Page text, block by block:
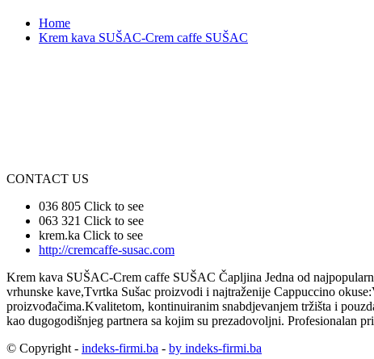
Home
Krem kava SUŠAC-Crem caffe SUŠAC
CONTACT US
036 805 Click to see
063 321 Click to see
krem.ka Click to see
http://cremcaffe-susac.com
Krem kava SUŠAC-Crem caffe SUŠAC Čapljina Jedna od
vrhunske kave,Tvrtka Sušac proizvodi i najtraženije Cappuccino
proizvođačima.Kvalitetom, kontinuiranim snabdjevanjem tržišta i
kao dugogodišnjeg partnera sa kojim su prezadovoljni. Profesionalan
© Copyright - indeks-firmi.ba - by indeks-firmi.ba